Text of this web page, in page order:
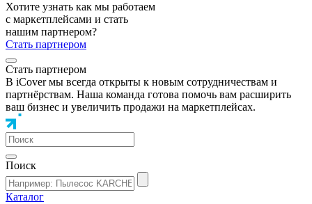
Хотите узнать как мы работаем
с маркетплейсами и стать
нашим партнером?
Стать партнером
Стать партнером
В iCover мы всегда открыты к новым сотрудничествам и
партнёрствам. Наша команда готова помочь вам расширить
ваш бизнес и увеличить продажи на маркетплейсах.
Поиск
Каталог